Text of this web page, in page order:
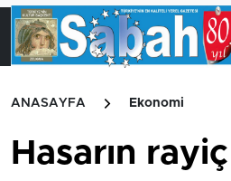
ANASAYFA Ekonomi
Hasarın